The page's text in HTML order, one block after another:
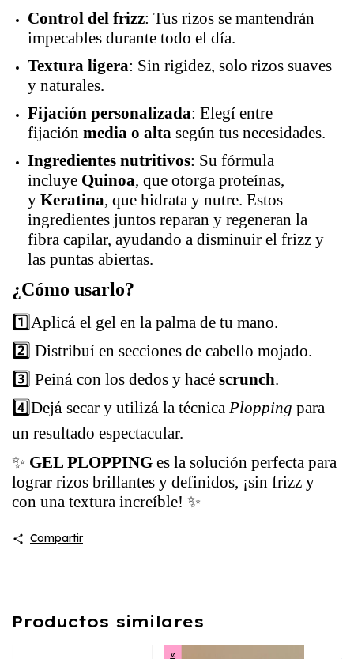
Control del frizz: Tus rizos se mantendrán
impecables durante todo el día.
Textura ligera: Sin rigidez, solo rizos suaves
y naturales.
Fijación personalizada: Elegí entre
fijación media o alta según tus necesidades.
Ingredientes nutritivos: Su fórmula
incluye Quinoa, que otorga proteínas,
y Keratina, que hidrata y nutre. Estos
ingredientes juntos reparan y regeneran la
fibra capilar, ayudando a disminuir el frizz y
las puntas abiertas.
¿Cómo usarlo?
1️⃣Aplicá el gel en la palma de tu mano.
2️⃣ Distribuí en secciones de cabello mojado.
3️⃣ Peiná con los dedos y hacé scrunch.
4️⃣Dejá secar y utilizá la técnica Plopping para
un resultado espectacular.
✨ GEL PLOPPING es la solución perfecta para
lograr rizos brillantes y definidos, ¡sin frizz y
con una textura increíble! ✨
Compartir
Productos similares